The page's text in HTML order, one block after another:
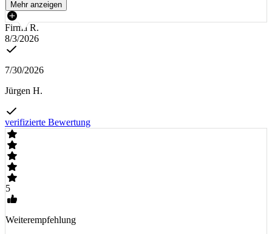
Mehr anzeigen
Firma R.
8/3/2026
7/30/2026
Jürgen H.
verifizierte Bewertung
5
Weiterempfehlung